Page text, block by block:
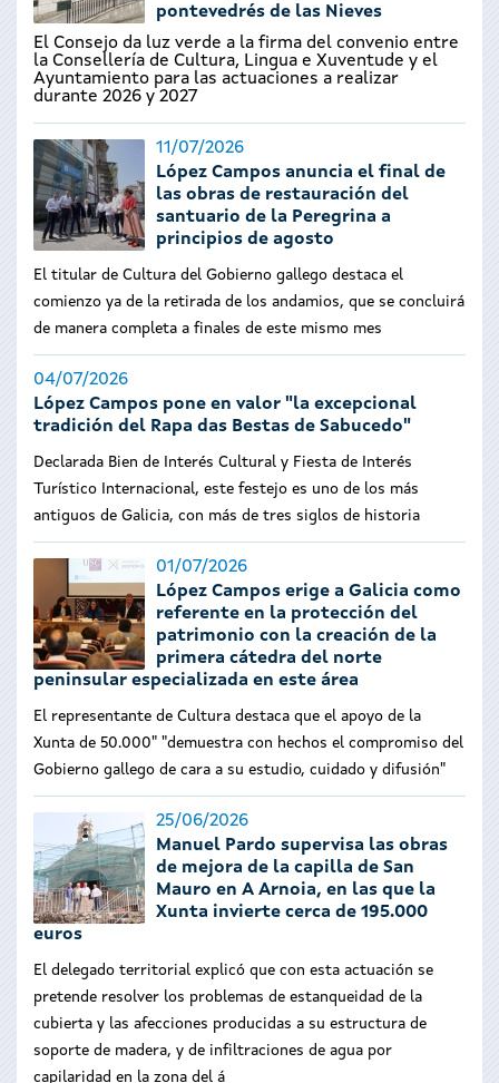
pontevedrés de las Nieves
El Consejo da luz verde a la firma del convenio entre
la Consellería de Cultura, Lingua e Xuventude y el
Ayuntamiento para las actuaciones a realizar
durante 2026 y 2027
11/07/2026
López Campos anuncia el final de
las obras de restauración del
santuario de la Peregrina a
principios de agosto
El titular de Cultura del Gobierno gallego destaca el
comienzo ya de la retirada de los andamios, que se concluirá
de manera completa a finales de este mismo mes
04/07/2026
López Campos pone en valor "la excepcional
tradición del Rapa das Bestas de Sabucedo"
Declarada Bien de Interés Cultural y Fiesta de Interés
Turístico Internacional, este festejo es uno de los más
antiguos de Galicia, con más de tres siglos de historia
01/07/2026
López Campos erige a Galicia como
referente en la protección del
patrimonio con la creación de la
primera cátedra del norte
peninsular especializada en este área
El representante de Cultura destaca que el apoyo de la
Xunta de 50.000" "demuestra con hechos el compromiso del
Gobierno gallego de cara a su estudio, cuidado y difusión"
25/06/2026
Manuel Pardo supervisa las obras
de mejora de la capilla de San
Mauro en A Arnoia, en las que la
Xunta invierte cerca de 195.000
euros
El delegado territorial explicó que con esta actuación se
pretende resolver los problemas de estanqueidad de la
cubierta y las afecciones producidas a su estructura de
soporte de madera, y de infiltraciones de agua por
capilaridad en la zona del á